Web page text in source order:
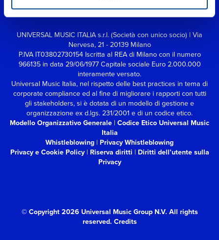
UNIVERSAL MUSIC ITALIA s.r.l. (Società con unico socio) | Via
Nervesa, 21 - 20139 Milano
P.IVA IT03802730154 Iscritta al REA di Milano con il numero
966135 in data 29/06/1977Capitale sociale Euro 2.000.000
interamente versato.
Universal Music Italia, nel rispetto delle best practices in tema di
corporate compliance ed al fine di migliorare i rapporti con tutti
gli stakeholders,si è dotata di un modello di gestione e
organizzazione ex d.lgs. 231/2001 e di un codice etico.
Modello Organizzativo Generale | Codice Etico Universal Music
Italia
Whistleblowing | Privacy Whistleblowing
Privacy e Cookie Policy| Riserva diritti | Diritti dell’utente sulla
Privacy
© Copyright 2026 Universal Music Group N.V. All rights
reserved. Credits